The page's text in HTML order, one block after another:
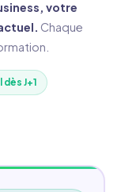
votre
Chaque
J+1